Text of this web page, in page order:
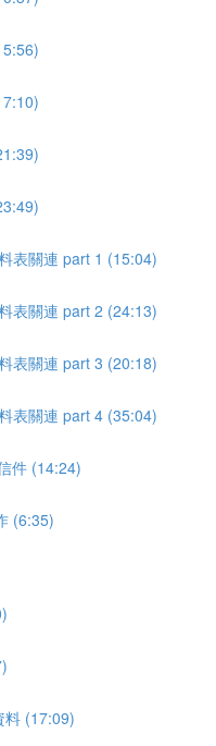
表關連 part 1 (15:04)
表關連 part 2 (24:13)
表關連 part 3 (20:18)
表關連 part 4 (35:04)
件 (14:24)
(6:35)
料 (17:09)